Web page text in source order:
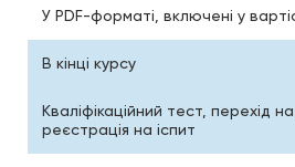
У PDF-форматі, включені у
В кінці курсу
Кваліфікаційний тест, перехід
реєстрація на іспит